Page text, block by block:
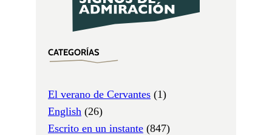
CATEGORÍAS
El verano de Cervantes (1)
English (26)
Escrito en un instante (847)